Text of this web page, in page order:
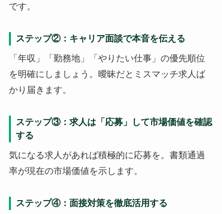
です。
ステップ②：キャリア面談で本音を伝える
「年収」「勤務地」「やりたい仕事」の優先順位
を明確にしましょう。曖昧だとミスマッチ求人ば
かり届きます。
ステップ③：求人は「応募」して市場価値を確認
する
気になる求人があれば積極的に応募を。書類通過
率が現在の市場価値を示します。
ステップ④：面接対策を徹底活用する